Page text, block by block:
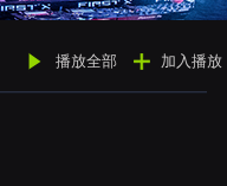
播放全部 加入播放